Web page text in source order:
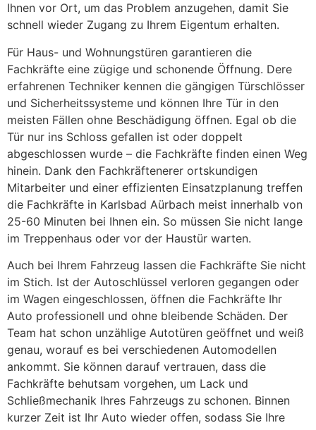
Ihnen vor Ort, um das Problem anzugehen, damit Sie
schnell wieder Zugang zu Ihrem Eigentum erhalten.
Für Haus- und Wohnungstüren garantieren die
Fachkräfte eine zügige und schonende Öffnung. Dere
erfahrenen Techniker kennen die gängigen Türschlösser
und Sicherheitssysteme und können Ihre Tür in den
meisten Fällen ohne Beschädigung öffnen. Egal ob die
Tür nur ins Schloss gefallen ist oder doppelt
abgeschlossen wurde – die Fachkräfte finden einen Weg
hinein. Dank den Fachkräftenerer ortskundigen
Mitarbeiter und einer effizienten Einsatzplanung treffen
die Fachkräfte in Karlsbad Aürbach meist innerhalb von
25-60 Minuten bei Ihnen ein. So müssen Sie nicht lange
im Treppenhaus oder vor der Haustür warten.
Auch bei Ihrem Fahrzeug lassen die Fachkräfte Sie nicht
im Stich. Ist der Autoschlüssel verloren gegangen oder
im Wagen eingeschlossen, öffnen die Fachkräfte Ihr
Auto professionell und ohne bleibende Schäden. Der
Team hat schon unzählige Autotüren geöffnet und weiß
genau, worauf es bei verschiedenen Automodellen
ankommt. Sie können darauf vertrauen, dass die
Fachkräfte behutsam vorgehen, um Lack und
Schließmechanik Ihres Fahrzeugs zu schonen. Binnen
kurzer Zeit ist Ihr Auto wieder offen, sodass Sie Ihre